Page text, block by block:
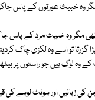
وہ خبیث عورتوں کے پاس
وہ خبیث مرد کے پاس
تو اسے وہ لکڑی چاک
لوگ ہیں جو راستوں پر
زبانیں اور ہونٹ لوہے کی